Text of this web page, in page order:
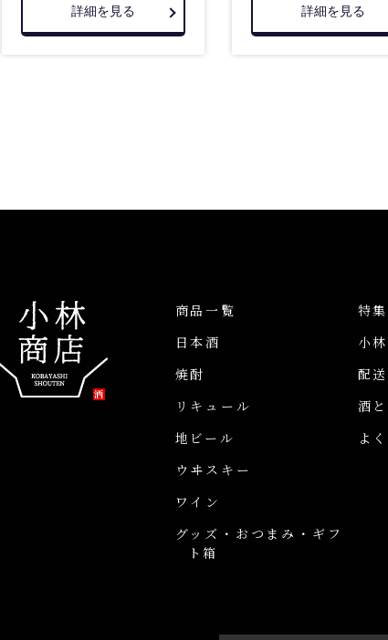
詳細を見る 詳細を見る
商品一覧
日本酒
焼酎
リキュール
地ビール
ウヰスキー
ワイン
グッズ・おつまみ・ギフ
ト箱
特
小
配
酒
よ